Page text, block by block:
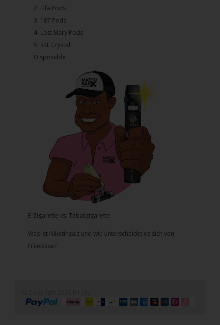
2.⁠ ⁠⁠Elfa Pods
3.⁠ ⁠⁠187 Pods
4.⁠ ⁠⁠Lost Mary Pods
5.⁠ ⁠⁠SKE Crystal
Disposable
E-Zigarette vs. Tabakzigarette
Was ist Nikotinsalz und wie unterscheidet es sich von
Freebase?